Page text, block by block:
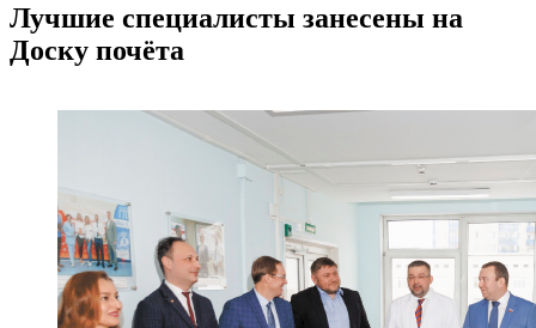
Лучшие специалисты занесены на
Доску почёта